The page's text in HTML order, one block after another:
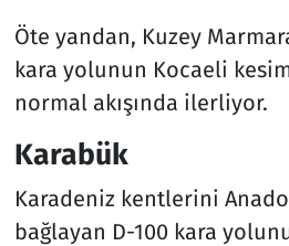
Öte yandan, Kuzey
kara yolunun Kocaeli
normal akışında ilerliyor.
Karabük
Karadeniz kentlerini
bağlayan D-100 kara